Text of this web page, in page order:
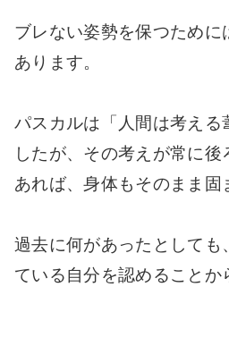
ブレない姿勢を保つために
あります。
パスカルは「人間は考える
したが、その考えが常に
あれば、身体もそのまま固
過去に何があったとしても
ている自分を認めることか